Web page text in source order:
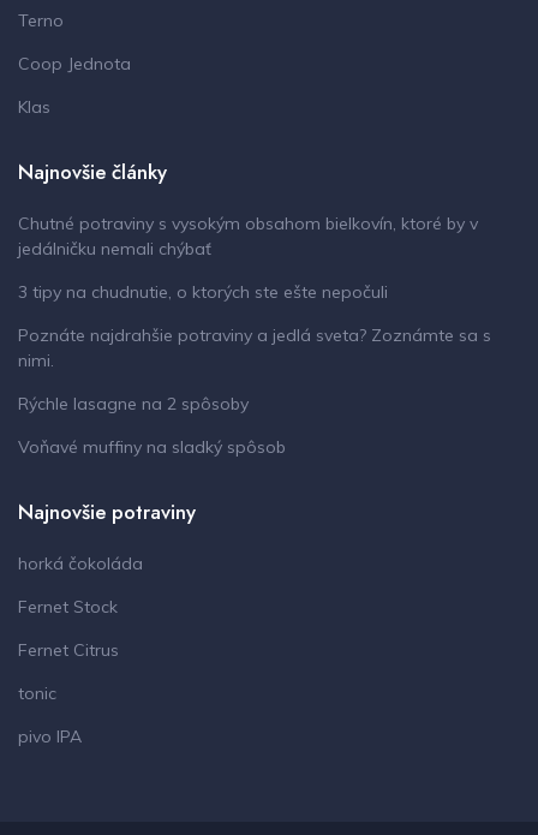
Terno
Coop Jednota
Klas
Najnovšie články
Chutné potraviny s vysokým obsahom bielkovín, ktoré by v
jedálničku nemali chýbať
3 tipy na chudnutie, o ktorých ste ešte nepočuli
Poznáte najdrahšie potraviny a jedlá sveta? Zoznámte sa s
nimi.
Rýchle lasagne na 2 spôsoby
Voňavé muffiny na sladký spôsob
Najnovšie potraviny
horká čokoláda
Fernet Stock
Fernet Citrus
tonic
pivo IPA